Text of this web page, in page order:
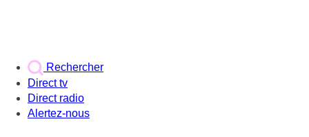
Rechercher
Direct tv
Direct radio
Alertez-nous